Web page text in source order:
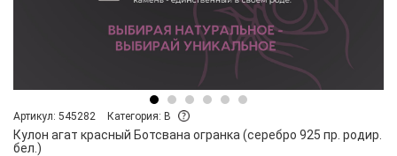
Артикул: 545282 Категория: B
Кулон агат красный Ботсвана огранка (серебро 925 пр. родир.
бел.)